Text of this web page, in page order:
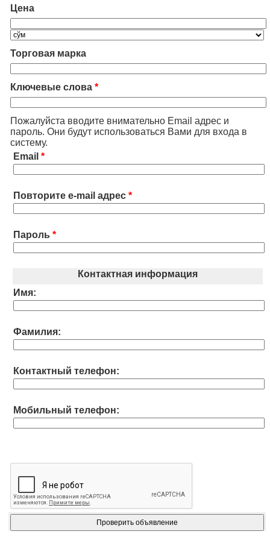
Цена
Торговая марка
Ключевые слова *
Пожалуйста вводите внимательно Email адрес и
пароль. Они будут использоваться Вами для входа в
систему.
Email *
Повторите e-mail адрес *
Пароль *
Контактная информация
Имя:
Фамилия:
Контактный телефон:
Мобильный телефон: